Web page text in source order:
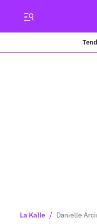
La Kalle / Danielle